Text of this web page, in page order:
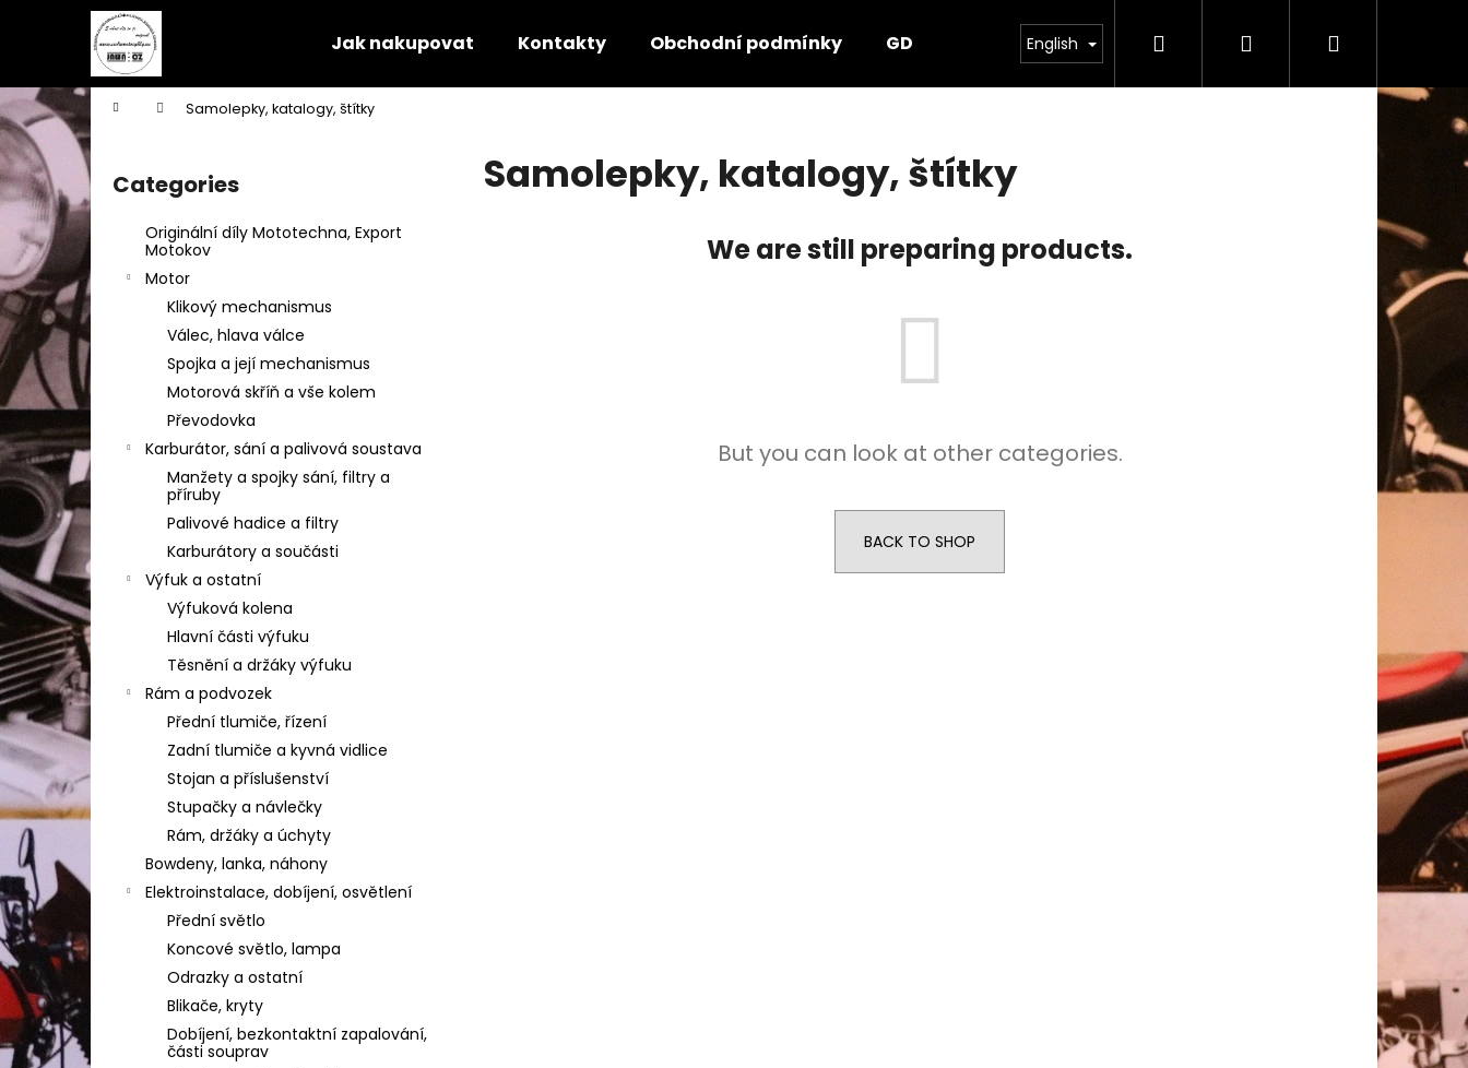
Jak nakupovat Kontakty Obchodní podmínky GDPR - Podmínky ochrany osobních údajů
English Search Login Shopping
Home Samolepky, katalogy, štítky
S
i
d
e
a
r
Skip
categories
Categories
Originální díly Mototechna, Export
Motokov
Motor
Klikový mechanismus
Válec, hlava válce
Spojka a její mechanismus
Motorová skříň a vše kolem
Převodovka
Karburátor, sání a palivová soustava
Manžety a spojky sání, filtry a
příruby
Palivové hadice a filtry
Karburátory a součásti
Výfuk a ostatní
Výfuková kolena
Hlavní části výfuku
Těsnění a držáky výfuku
Rám a podvozek
Přední tlumiče, řízení
Zadní tlumiče a kyvná vidlice
Stojan a příslušenství
Stupačky a návlečky
Rám, držáky a úchyty
Bowdeny, lanka, náhony
Elektroinstalace, dobíjení, osvětlení
Přední světlo
Koncové světlo, lampa
Odrazky a ostatní
Blikače, kryty
Dobíjení, bezkontaktní zapalování,
části souprav
Samolepky, katalogy, štítky
We are still preparing products.
But you can look at other categories.
BACK TO SHOP
t
Back
shopping
Back
shopping
SEARCH